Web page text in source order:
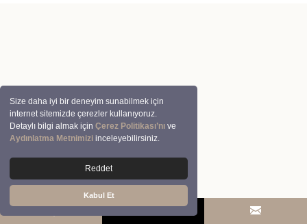
Size daha iyi bir deneyim sunabilmek için
internet sitemizde çerezler kullanıyoruz.
Detaylı bilgi almak içinÇerez Politikası’nı ve
Aydınlatma Metnimizi inceleyebilirsiniz.
Reddet
Kabul Et